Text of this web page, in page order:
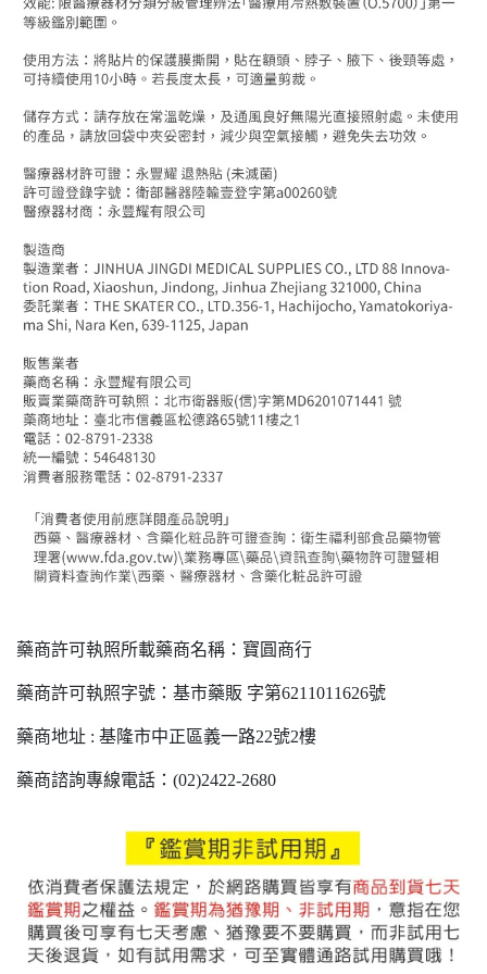
藥商許可執照所載藥商名稱：寶圓商行
藥商許可執照字號：基市藥販 字第6211011626號
藥商地址 : 基隆市中正區義一路22號2樓
藥商諮詢專線電話：(02)2422-2680